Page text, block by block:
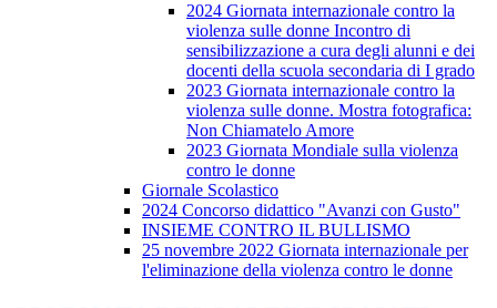
2024 Giornata internazionale contro la
violenza sulle donne Incontro di
sensibilizzazione a cura degli alunni e dei
docenti della scuola secondaria di I grado
2023 Giornata internazionale contro la
violenza sulle donne. Mostra fotografica:
Non Chiamatelo Amore
2023 Giornata Mondiale sulla violenza
contro le donne
Giornale Scolastico
2024 Concorso didattico "Avanzi con Gusto"
INSIEME CONTRO IL BULLISMO
25 novembre 2022 Giornata internazionale per
l'eliminazione della violenza contro le donne